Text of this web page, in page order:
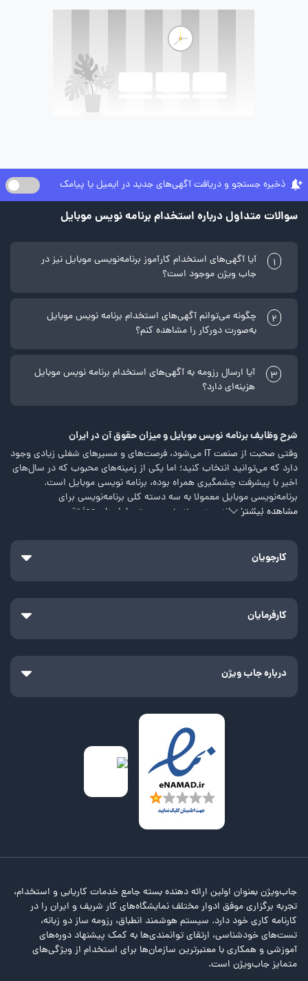
ذخیره جستجو و دریافت آگهی‌های جدید در ایمیل یا پیامک
سوالات متداول درباره استخدام برنامه نویس موبایل
1
آیا آگهی‌های استخدام کارآموز برنامه‌نویسی موبایل نیز در
جاب ویژن موجود است؟
2
چگونه می‌توانم آگهی‌های استخدام برنامه نویس موبایل
به‌صورت دورکار را مشاهده کنم؟
3
آیا ارسال رزومه به آگهی‌های استخدام برنامه نویس موبایل
هزینه‌ای دارد؟
شرح وظایف برنامه نویس موبایل و میزان حقوق آن در ایران
وقتی صحبت از صنعت IT می‌شود، فرصت‌های و مسیر‌های شغلی زیادی وجود
دارد که می‌توانید انتخاب کنید؛ اما یکی از زمینه‌های محبوب که در سال‌های
اخیر با پیشرفت چشمگیری همراه بوده، برنامه نویسی موبایل است.
برنامه‌نویسی موبایل معمولا به سه دسته کلی برنامه‌نویسی برای
سیستم‌عامل‌های اندروید، ویندوز و سیستم‌عامل‌های ios تقسیم
خود را در سایت جاب ویژن ثبت کرده و برای آگهی‌های استخدام برنامه
نویس موبایل به‌صورت رایگان در همین صفحه ارسال کنید.
در ادامه شما را بیشتر با این حوزه آشنا می‌کنیم.
برنامه‌نویس موبایل کیست؟
برنامه‌نویسان موبایل نوعی توسعه‌دهنده‌ی نرم‌افزار هستند که در فناوری‌های
موبایل مانند ساخت اپلیکیشن برای اندروید، iOS و پلتفرم Windows
Phone مایکروسافت تخصص دارند. به همین دلیل فرصت‌های شغلی
استخدام برنامه نویس اندروید و iOS نیز در دسته‌ی برنامه‌نویسی موبایل
قرار می‌گیرند.
دستگاه‌های تلفن همراه تمرکز دارند. این شغل با توجه به افزایش رونق
صنعت تجارت الکترونیک و سایر تعاملات دیجیتالی بسیار محبوب شده
است. همان‌طور که تلفن‌های هوشمند روز‌به‌روز پیشرفت می‌کنند، تقاضای
بازار کار برای استخدام برنامه نویس موبایل نیز بالاتر می‌رود.
شرح وظایف برنامه نویس موبایل
اگر به آگهی‌های استخدام برنامه نویس موبایل در همین صفحه از سایت
جاب ویژن نگاهی بیندازید، می‌توانید وظایف و مسئولیت‌های رایجی که
پشتیبانی از کل چرخه‌ی عمر اپلیکیشن مانند طراحی، توسعه، تست،
تولید اپلیکیشن‌های کاربردی موبایل با نوشتن کدهای تمیز
ارائه‌ی راه‌حل برای مسائل مختلف
طراحی و توسعه‌ی رابط کاربری اپلیکیشن‌ها
عیب‌یابی و اشکال‌زدایی برای بهینه‌سازی عملکرد
طراحی رابط کاربری برای بهبود تجربه‌ی کاربر
ارتباط با تیم توسعه‌ی محصول برای برنامه‌ریزی ویژگی‌های جدید
مشاهده بیشتر
کارجویان
کارفرمایان
درباره جاب ویژن
جاب‌ویژن بعنوان اولین ارائه دهنده بسته جامع خدمات کاریابی و استخدام،
تجربه برگزاری موفق ادوار مختلف نمایشگاه‌های کار شریف و ایران را در
کارنامه کاری خود دارد. سیستم هوشمند انطباق، رزومه ساز دو زبانه،
تست‌های خودشناسی، ارتقای توانمندی‌ها به کمک پیشنهاد دوره‌های
آموزشی و همکاری با معتبرترین سازمان‌ها برای استخدام از ویژگی‌های
متمایز جاب‌ویژن است.